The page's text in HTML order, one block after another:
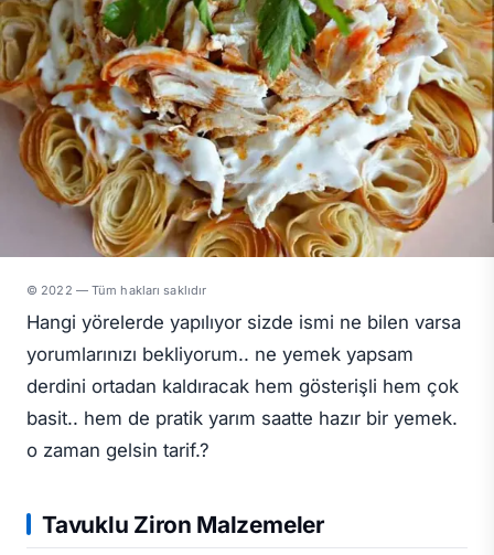
© 2022 — Tüm hakları saklıdır
Hangi yörelerde yapılıyor sizde ismi ne bilen varsa
yorumlarınızı bekliyorum.. ne yemek yapsam
derdini ortadan kaldıracak hem gösterişli hem çok
basit.. hem de pratik yarım saatte hazır bir yemek.
o zaman gelsin tarif.?
Tavuklu Ziron Malzemeler